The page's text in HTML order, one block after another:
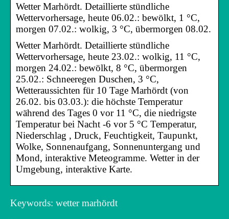
Wetter Marhördt. Detaillierte stündliche
Wettervorhersage, heute 06.02.: bewölkt, 1 °C,
morgen 07.02.: wolkig, 3 °C, übermorgen 08.02.
Wetter Marhördt. Detaillierte stündliche
Wettervorhersage, heute 23.02.: wolkig, 11 °C,
morgen 24.02.: bewölkt, 8 °C, übermorgen
25.02.: Schneeregen Duschen, 3 °C,
Wetteraussichten für 10 Tage Marhördt (von
26.02. bis 03.03.): die höchste Temperatur
während des Tages 0 vor 11 °C, die niedrigste
Temperatur bei Nacht -6 vor 5 °C Temperatur,
Niederschlag , Druck, Feuchtigkeit, Taupunkt,
Wolke, Sonnenaufgang, Sonnenuntergang und
Mond, interaktive Meteogramme. Wetter in der
Umgebung, interaktive Karte.
Keywords: wetter marhördt